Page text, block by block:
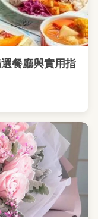
餐廳與實用指